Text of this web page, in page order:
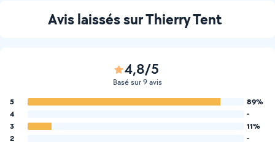
Avis laissés sur Thierry Tent
4,8/5
Basé sur 9 avis
5
89%
4
-
3
11%
2
-